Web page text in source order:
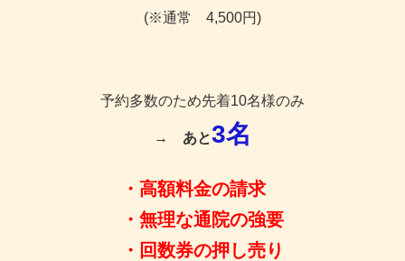
(※通常 4,500円)
予約多数のため先着10名様のみ
→ あと3名
・高額料金の請求
・無理な通院の強要
・回数券の押し売り